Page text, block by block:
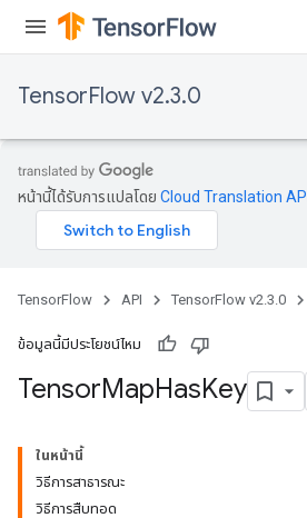
TensorFlow v2.3.0
หน้านี้ได้รับการแปลโดย Cloud Translation API
TensorFlow API TensorFlow v2.3.0
ข้อมูลนี้มีประโยชน์ไหม
TensorMapHasKey
ในหน้านี้
วิธีการสาธารณะ
วิธีการสืบทอด